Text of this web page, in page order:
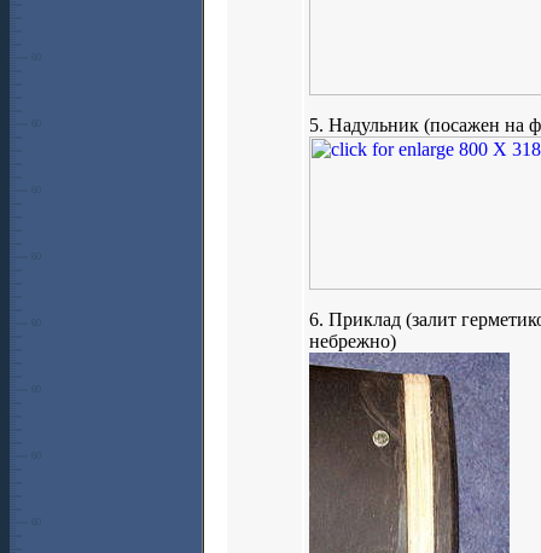
5. Надульник (посажен на
6. Приклад (залит
небрежно)